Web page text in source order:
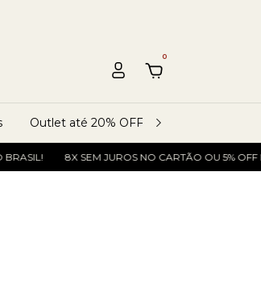
0
Outlet até 20% OFF
8X SEM JUROS NO CARTÃO OU 5% OFF